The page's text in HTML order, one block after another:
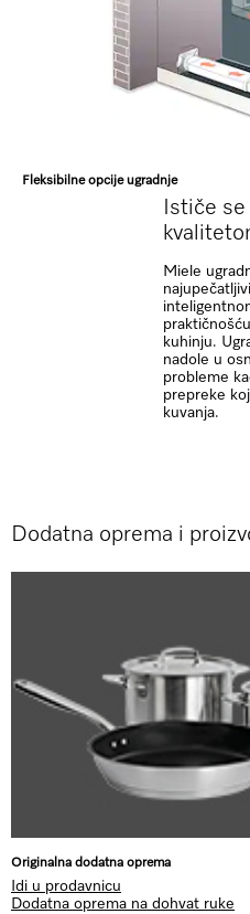
Fleksibilne opcije ugradnje
Ističe
Miele
kuhinju.
nadole u
probleme
prepreke
kuvanja.
Dodatna oprema i
Originalna dodatna oprema
Idi u prodavnicu
Dodatna oprema na dohvat ruke